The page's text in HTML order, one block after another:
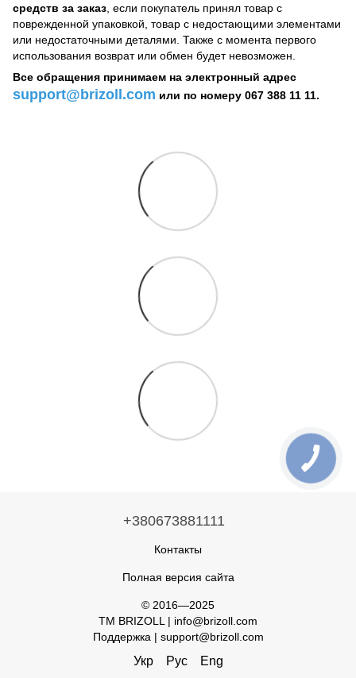
средств за заказ, если покупатель принял товар с
поврежденной упаковкой, товар с недостающими элементами
или недостаточными деталями. Также с момента первого
использования возврат или обмен будет невозможен.
Все обращения принимаем на электронный адрес
support@brizoll.com или по номеру 067 388 11 11.
+380673881111
Контакты
Полная версия сайта
© 2016—2025
TM BRIZOLL | info@brizoll.com
Поддержка | support@brizoll.com
Укр Рус Eng